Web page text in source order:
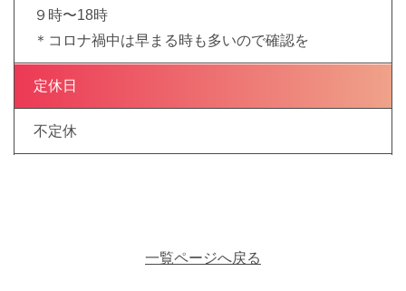
９時〜18時
＊コロナ禍中は早まる時も多いので確認を
定休日
不定休
一覧ページへ戻る